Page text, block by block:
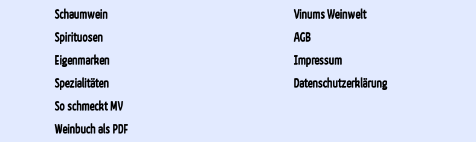
Schaumwein
Spirituosen
Eigenmarken
Spezialitäten
So schmeckt MV
Weinbuch als PDF
Vinums Weinwelt
AGB
Impressum
Datenschutzerklärung